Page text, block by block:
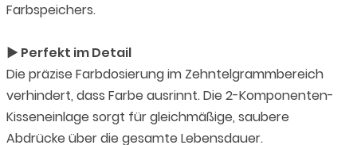
Farbspeichers.
► Perfekt im Detail
Die präzise Farbdosierung im Zehntelgrammbereich
verhindert, dass Farbe ausrinnt. Die 2-Komponenten-
Kisseneinlage sorgt für gleichmäßige, saubere
Abdrücke über die gesamte Lebensdauer.